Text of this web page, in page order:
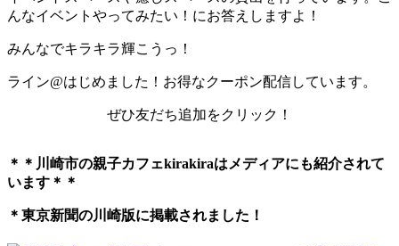
んなイベントやってみたい！にお答えしますよ！
みんなでキラキラ輝こうっ！
ライン@はじめました！お得なクーポン配信しています。
ぜひ友だち追加をクリック！
＊＊川崎市の親子カフェkirakiraは メディアにも紹介されて
います＊＊
＊東京新聞の川崎版に掲載されました！